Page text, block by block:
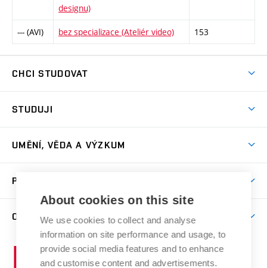
designu)
--- (AVI) bez specializace (Ateliér video) 153
CHCI STUDOVAT
Přijímačky
Dny otevřených dveří
Přípravné kurzy
Studium bez bariér
Katedra teorií a dějin umění
Kabinety a dílny
Kontakt
STUDUJI
Časový plán studia
Studijní předpisy a formuláře
Studium a stáže v zahraničí
Rezidenční pobyty
Odborná praxe
UMĚNÍ, VĚDA A VÝZKUM
Publikační činnost
Projekty
Výstavy
PRO VEŘEJNOST
Letní školy a semestrální kurzy
Nakladatelská a vydavatelská činnost
Research Catalogue
O FAKULTĚ
Aktuality
Informační tabule
Vysoké
About cookies on this site
We use cookies to collect and analyse
information on site performance and usage, to
provide social media features and to enhance
and customise content and advertisements.